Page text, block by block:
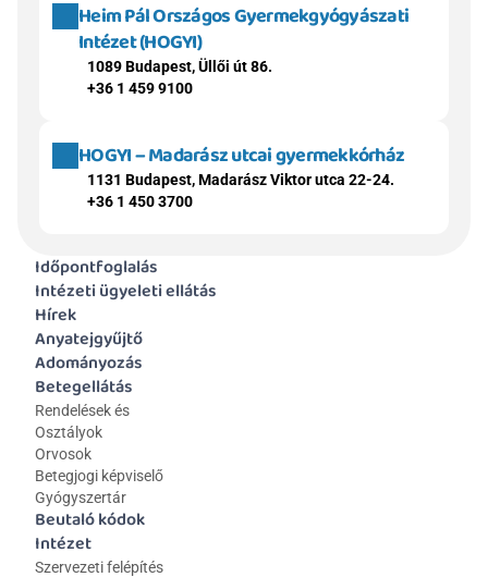
Heim Pál Országos Gyermekgyógyászati
Intézet (HOGYI)
1089 Budapest, Üllői út 86.
+36 1 459 9100
HOGYI – Madarász utcai gyermekkórház
1131 Budapest, Madarász Viktor utca 22-24.
+36 1 450 3700
Időpontfoglalás
Intézeti ügyeleti ellátás
Hírek
Anyatejgyűjtő
Adományozás
Betegellátás
Rendelések és
Osztályok
Orvosok
Betegjogi képviselő
Gyógyszertár
Beutaló kódok
Intézet
Szervezeti felépítés